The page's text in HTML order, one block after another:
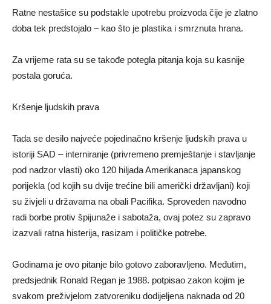
Ratne nestašice su podstakle upotrebu proizvoda čije je zlatno
doba tek predstojalo – kao što je plastika i smrznuta hrana.
Za vrijeme rata su se takođe potegla pitanja koja su kasnije
postala goruća.
Kršenje ljudskih prava
Tada se desilo najveće pojedinačno kršenje ljudskih prava u
istoriji SAD – interniranje (privremeno premještanje i stavljanje
pod nadzor vlasti) oko 120 hiljada Amerikanaca japanskog
porijekla (od kojih su dvije trećine bili američki državljani) koji
su živjeli u državama na obali Pacifika. Sproveden navodno
radi borbe protiv špijunaže i sabotaža, ovaj potez su zapravo
izazvali ratna histerija, rasizam i političke potrebe.
Godinama je ovo pitanje bilo gotovo zaboravljeno. Međutim,
predsjednik Ronald Regan je 1988. potpisao zakon kojim je
svakom preživjelom zatvoreniku dodijeljena naknada od 20